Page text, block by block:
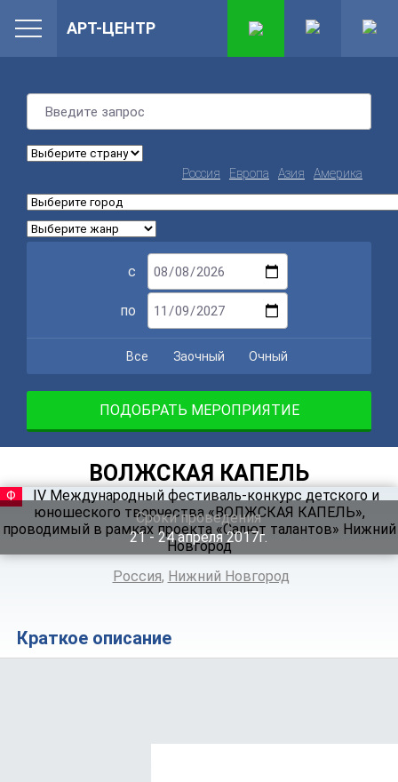
Россия Европа Азия Америка
с
по
Все Заочный Очный
ПОДОБРАТЬ МЕРОПРИЯТИЕ
ВОЛЖСКАЯ КАПЕЛЬ
Сроки проведения
21 ‐ 24апреля 2017г.
ФЕСТИВАЛЬ
Россия, Нижний Новгород
Краткое описание
АРТ-ЦЕНТР